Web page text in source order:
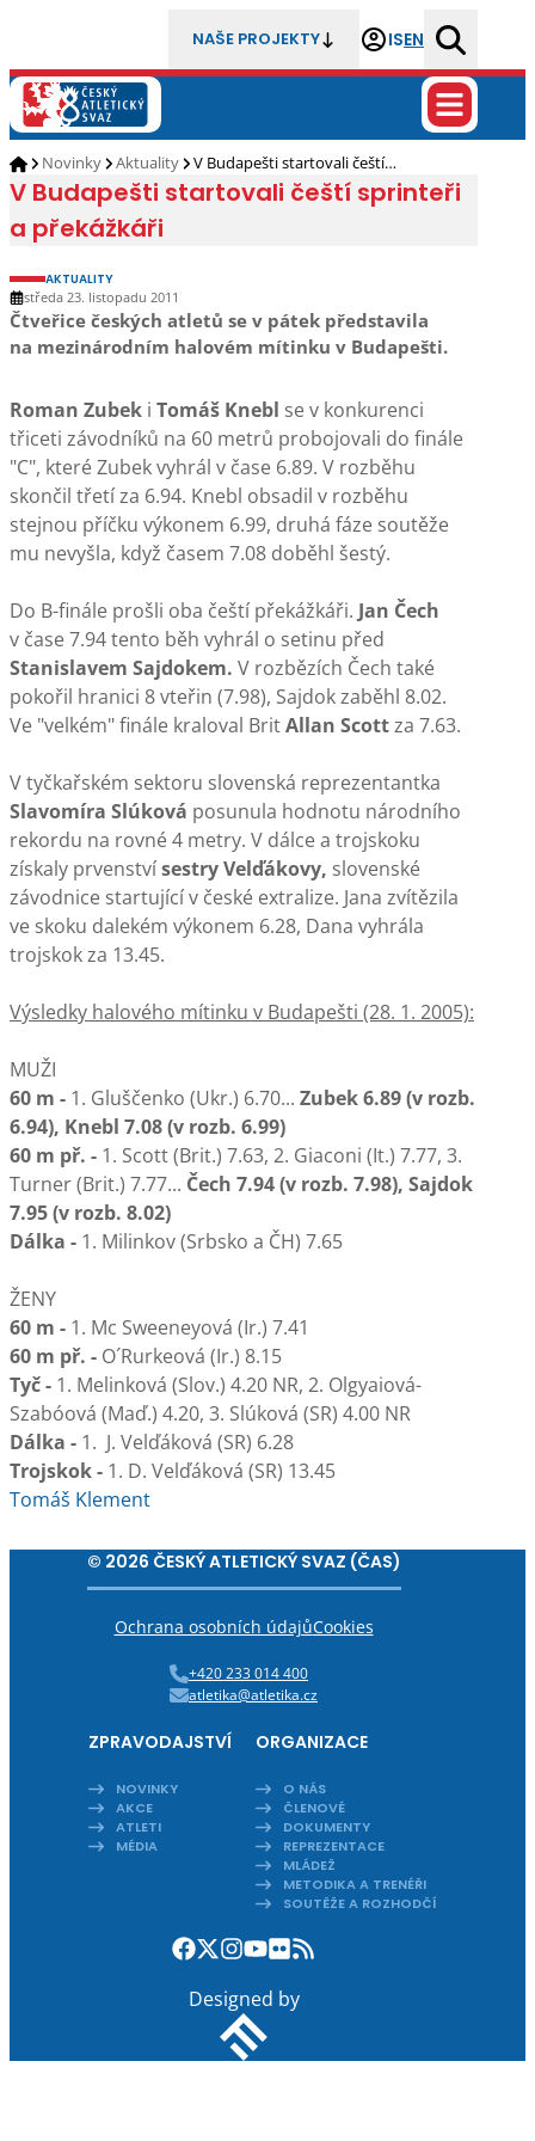
NAŠE PROJEKTY ISEN
Novinky Aktuality V Budapešti startovali čeští…
V Budapešti startovali čeští sprinteři
a překážkáři
AKTUALITY
středa 23. listopadu 2011
Čtveřice českých atletů se v pátek představila
na mezinárodním halovém mítinku v Budapešti.
Roman Zubek i Tomáš Knebl se v konkurenci
třiceti závodníků na 60 metrů probojovali do finále
"C", které Zubek vyhrál v čase 6.89. V rozběhu
skončil třetí za 6.94. Knebl obsadil v rozběhu
stejnou příčku výkonem 6.99, druhá fáze soutěže
mu nevyšla, když časem 7.08 doběhl šestý.
Do B-finále prošli oba čeští překážkáři. Jan Čech
v čase 7.94 tento běh vyhrál o setinu před
Stanislavem Sajdokem. V rozbězích Čech také
pokořil hranici 8 vteřin (7.98), Sajdok zaběhl 8.02.
Ve "velkém" finále kraloval BritAllan Scottza 7.63.
V tyčkařském sektoru slovenská reprezentantka
Slavomíra Slúková posunula hodnotu národního
rekordu na rovné 4 metry. V dálce a trojskoku
získaly prvenstvísestry Velďákovy, slovenské
závodnice startující v české extralize. Jana zvítězila
ve skoku dalekém výkonem 6.28, Dana vyhrála
trojskok za 13.45.
Výsledky halového mítinku v Budapešti (28. 1. 2005):
MUŽI
60 m - 1. Gluščenko (Ukr.) 6.70... Zubek 6.89 (v rozb.
6.94), Knebl 7.08 (v rozb. 6.99)
60 m př. - 1. Scott (Brit.) 7.63, 2. Giaconi (It.) 7.77, 3.
Turner (Brit.) 7.77... Čech 7.94 (v rozb. 7.98), Sajdok
7.95 (v rozb. 8.02)
Dálka - 1. Milinkov (Srbsko a ČH) 7.65
ŽENY
60 m - 1. Mc Sweeneyová (Ir.) 7.41
60 m př. - O´Rurkeová (Ir.) 8.15
Tyč - 1. Melinková (Slov.) 4.20 NR, 2. Olgyaiová-
Szabóová (Maď.) 4.20, 3. Slúková (SR) 4.00 NR
Dálka - 1. J. Velďáková (SR) 6.28
Trojskok - 1. D. Velďáková (SR) 13.45
Tomáš Klement
© 2026 ČESKÝ ATLETICKÝ SVAZ (ČAS)
Ochrana osobních údajůCookies
+420 233 014 400
atletika@atletika.cz
ZPRAVODAJSTVÍ
NOVINKY
AKCE
ATLETI
MÉDIA
ORGANIZACE
O NÁS
ČLENOVÉ
DOKUMENTY
REPREZENTACE
MLÁDEŽ
METODIKA A TRENÉŘI
SOUTĚŽE A ROZHODČÍ
Designed by